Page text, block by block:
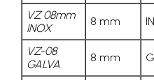
VZ 08mm
INOX
8 mm
VZ-08
GALVA
8 mm